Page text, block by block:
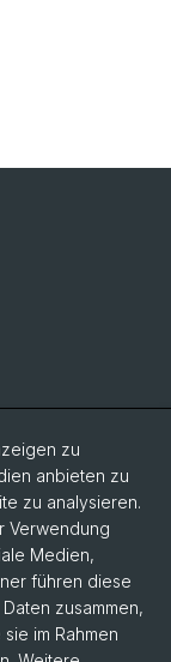
zu
anbieten zu
zu analysieren.
Verwendung
Medien,
führen diese
zusammen,
im Rahmen